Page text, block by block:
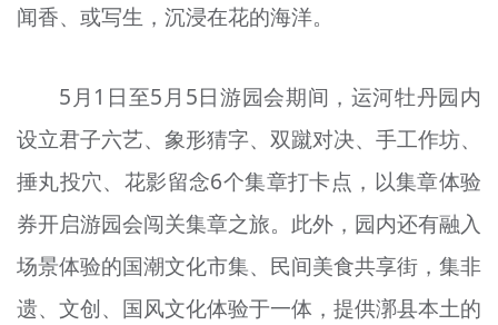
闻香、或写生，沉浸在花的海洋。
5月1日至5月5日游园会期间，运河牡丹园内
设立君子六艺、象形猜字、双蹴对决、手工作坊、
捶丸投穴、花影留念6个集章打卡点，以集章体验
券开启游园会闯关集章之旅。此外，园内还有融入
场景体验的国潮文化市集、民间美食共享街，集非
遗、文创、国风文化体验于一体，提供漷县本土的